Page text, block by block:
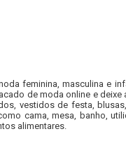
feminina, masculina e
de moda online e
vestidos de festa,
cama, mesa, banho,
alimentares.